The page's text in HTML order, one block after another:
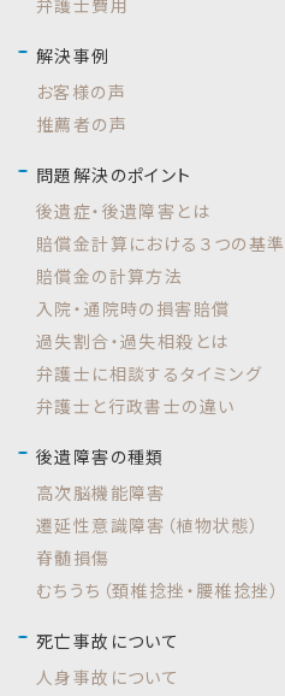
弁護士費用
解決事例
お客様の声
推薦者の声
問題解決のポイント
後遺症・後遺障害とは
賠償金計算における３つの基準
賠償金の計算方法
入院・通院時の損害賠償
過失割合・過失相殺とは
弁護士に相談するタイミング
弁護士と行政書士の違い
後遺障害の種類
高次脳機能障害
遷延性意識障害（植物状態）
脊髄損傷
むちうち（頚椎捻挫・腰椎捻挫）
死亡事故について
人身事故について